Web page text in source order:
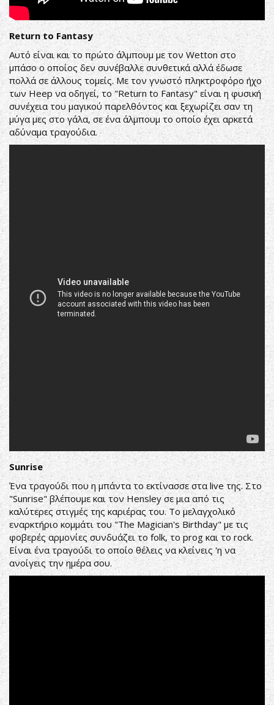
Return to Fantasy
Αυτό είναι και το πρώτο άλμπουμ με τον Wetton στο
μπάσο ο οποίος δεν συνέβαλλε συνθετικά αλλά έδωσε
πολλά σε άλλους τομείς. Με τον γνωστό πληκτροφόρο ήχο
των Heep να οδηγεί, το "Return to Fantasy" είναι η φυσική
συνέχεια του μαγικού παρελθόντος και ξεχωρίζει σαν τη
μύγα μες στο γάλα, σε ένα άλμπουμ το οποίο έχει αρκετά
αδύναμα τραγούδια.
Sunrise
Ένα τραγούδι που η μπάντα το εκτίνασσε στα live της. Στο
"Sunrise" βλέπουμε και τον Hensley σε μια από τις
καλύτερες στιγμές της καριέρας του. Το μελαγχολικό
εναρκτήριο κομμάτι του "The Magician's Birthday" με τις
φοβερές αρμονίες συνδυάζει το folk, το prog και τo rock.
Είναι ένα τραγούδι το οποίο θέλεις να κλείνεις 'η να
ανοίγεις την ημέρα σου.